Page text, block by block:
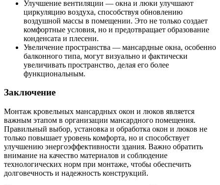
Улучшение вентиляции — окна и люки улучшают
циркуляцию воздуха, способствуя обновлению
воздушной массы в помещении. Это не только создает
комфортные условия, но и предотвращает образование
конденсата и плесени.
Увеличение пространства — мансардные окна, особенно
балконного типа, могут визуально и фактически
увеличивать пространство, делая его более
функциональным.
Заключение
Монтаж кровельных мансардных окон и люков является
важным этапом в организации мансардного помещения.
Правильный выбор, установка и обработка окон и люков не
только повышает уровень комфорта, но и способствует
улучшению энергоэффективности здания. Важно обратить
внимание на качество материалов и соблюдение
технологических норм при монтаже, чтобы обеспечить
долговечность и надежность конструкций.